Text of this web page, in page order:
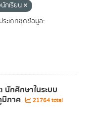
กเรียน
ประเภทชุดข้อมูล:
นักศึกษาในระบบ
มิภาค
21764 total